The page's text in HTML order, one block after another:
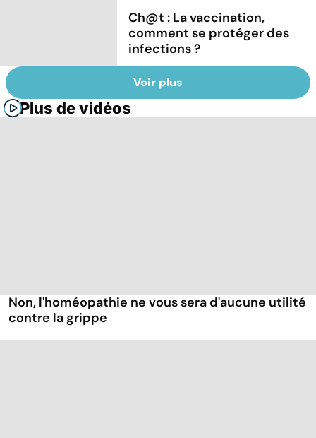
Ch@t : La vaccination,
comment se protéger des
infections ?
Voir plus
Plus de vidéos
Non, l'homéopathie ne vous sera d'aucune utilité
contre la grippe